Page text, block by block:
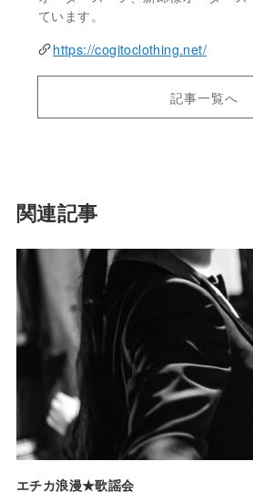
ています。
https://cogitoclothing.net/
記事一覧へ
関連記事
エチカ浪漫★歌謡会